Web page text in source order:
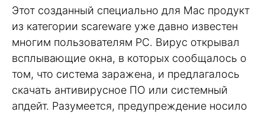
Этот созданный специально для Mac продукт
из категории scareware уже давно известен
многим пользователям PC. Вирус открывал
всплывающие окна, в которых сообщалось о
том, что система заражена, и предлагалось
скачать антивирусное ПО или системный
апдейт. Разумеется, предупреждение носило